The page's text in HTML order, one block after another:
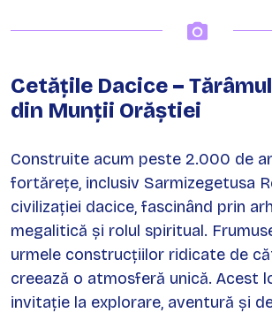
Cetățile Dacice –
din Munții Orăștiei
Construite acum peste 2.000 de
fortărețe, inclusiv Sarmizegetusa
civilizației dacice, fascinând prin
megalitică și rolul spiritual.
urmele construcțiilor ridicate de
creează o atmosferă unică. Acest
invitație la explorare, aventură și